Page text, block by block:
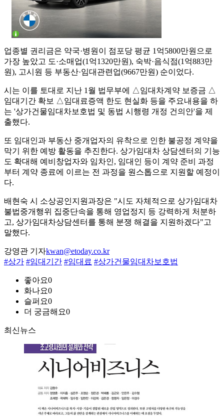
업종별 권리금은 약국·병원이 점포당 평균 1억5800만원으로
가장 높았고 도·소매업(1억1320만원), 숙박·음식점(1억883만
원), 고시원 등 부동산·임대관련업(9667만원) 순이었다.
시는 이를 토대로 지난 1월 법무부에 △임대차계약 보증금 △
임대기간 확보 △임대료증액 한도 현실화 등을 주요내용을 하
는 '상가건물임대차보호법 및 동법 시행령 개정 건의안'을 제
출했다.
또 임대인과 부동산 중개업자의 유착으로 인한 불공정 계약을
막기 위한 예방 활동을 추진한다. 상가임대차 상담센터의 기능
도 확대해 예비창업자와 임차인, 임대인 등이 계약 준비 과정
부터 계약 종료에 이르는 전 과정을 원스톱으로 지원할 예정이
다.
배현숙 시 소상공인지원과장은 "시도 자체적으로 상가임대차
불법중개행위 집중단속을 통해 영업정지 등 강력하게 처분하
고, 상가임대차상담센터를 통해 분쟁 해결을 지원하겠다"고
말했다.
강영관 기자kwan@etoday.co.kr
#상가 #임대기간 #임대료 #상가건물임대차보호법
좋아요0
화나요0
슬퍼요0
더 궁금해요0
최신뉴스